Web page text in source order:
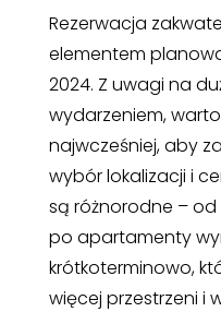
Rezerwacja
elementem
2024. Z uwagi na
wydarzeniem,
najwcześniej, aby
wybór lokalizacji i
są różnorodne – od
po apartamenty
krótkoterminowo,
więcej przestrzeni i